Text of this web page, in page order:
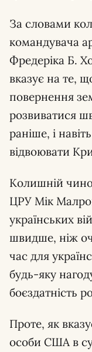
За словами
командувача
Фредеріка Б.
вказує на те,
повернення
розвиватися
раніше, і
відвоювати
Колишній
ЦРУ Мік
українських
швидше, ніж
час для
будь-яку
боєздатність
Проте, як
особи США в